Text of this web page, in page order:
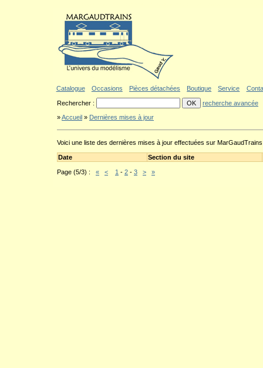
Catalogue Occasions Pièces détachées Boutique Service
Rechercher :
recherche avancée
»Accueil » Dernières mises à jour
Voici une liste des dernières mises à jour effectuées sur
Date Section du site
Page (5/3) : « < 1 - 2 - 3 > »